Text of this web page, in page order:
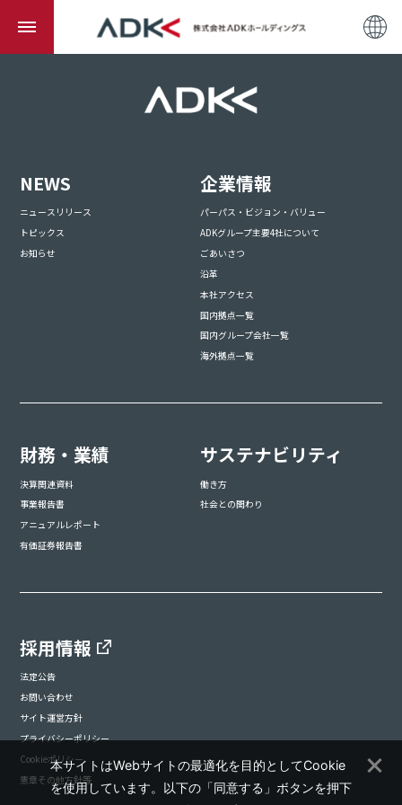
NEWS
ニュースリリース
トピックス
お知らせ
企業情報
パーパス・ビジョン・バリュー
ADKグループ主要4社について
ごあいさつ
沿革
本社アクセス
国内拠点一覧
国内グループ会社一覧
海外拠点一覧
財務・業績
決算関連資料
事業報告書
アニュアルレポート
有価証券報告書
サステナビリティ
働き方
社会との関わり
採用情報
法定公告
お問い合わせ
サイト運営方針
プライバシーポリシー
Cookieポリシー
憲章その他方針等
本サイトはWebサイトの最適化を目的としてCookie
を使用しています。以下の「同意する」ボタンを押下